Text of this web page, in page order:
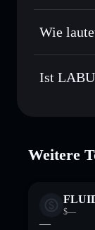
Privat
Privacy
Wie
Ist
Weitere
$—
—